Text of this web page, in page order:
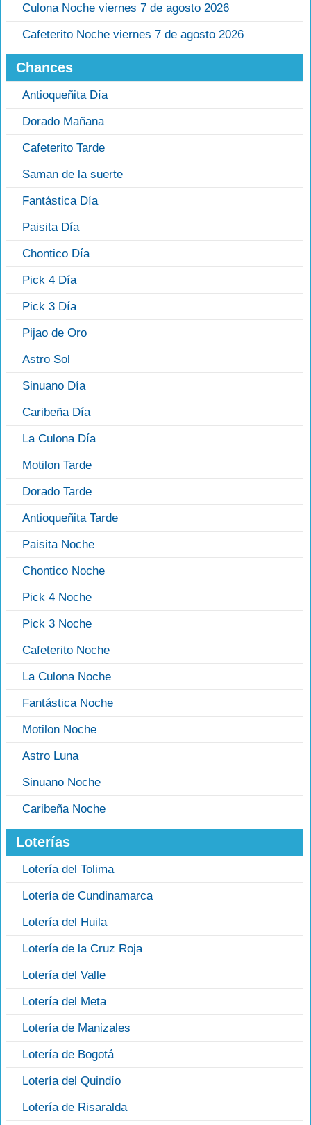
Culona Noche viernes 7 de agosto 2026
Cafeterito Noche viernes 7 de agosto 2026
Chances
Antioqueñita Día
Dorado Mañana
Cafeterito Tarde
Saman de la suerte
Fantástica Día
Paisita Día
Chontico Día
Pick 4 Día
Pick 3 Día
Pijao de Oro
Astro Sol
Sinuano Día
Caribeña Día
La Culona Día
Motilon Tarde
Dorado Tarde
Antioqueñita Tarde
Paisita Noche
Chontico Noche
Pick 4 Noche
Pick 3 Noche
Cafeterito Noche
La Culona Noche
Fantástica Noche
Motilon Noche
Astro Luna
Sinuano Noche
Caribeña Noche
Loterías
Lotería del Tolima
Lotería de Cundinamarca
Lotería del Huila
Lotería de la Cruz Roja
Lotería del Valle
Lotería del Meta
Lotería de Manizales
Lotería de Bogotá
Lotería del Quindío
Lotería de Risaralda